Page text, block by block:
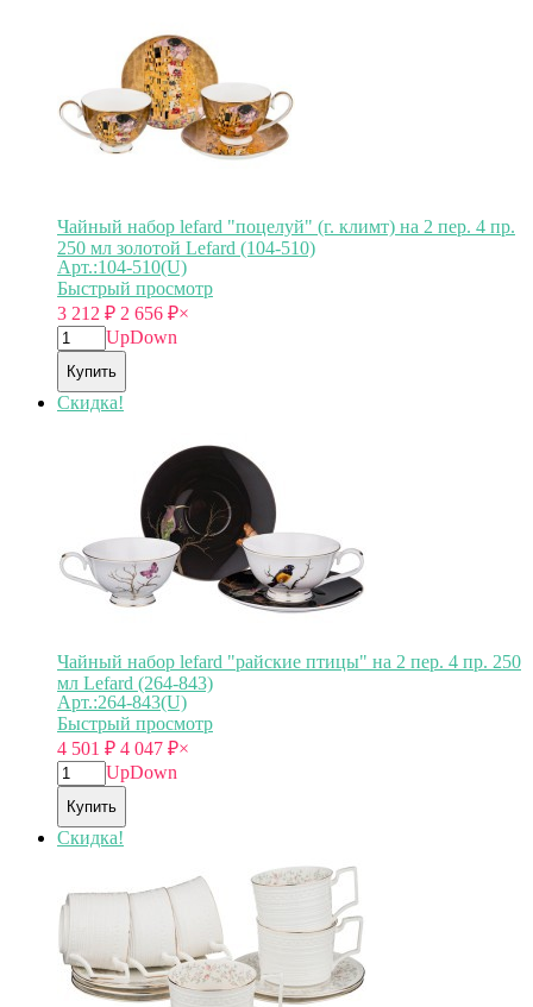
Чайный набор lefard "поцелуй" (г. климт) на 2 пер. 4 пр.
250 мл золотой Lefard (104-510)
Арт.:104-510(U)
Быстрый просмотр
3 212 ₽ 2 656 ₽×
UpDown
Купить
Скидка!
Чайный набор lefard "райские птицы" на 2 пер. 4 пр. 250
мл Lefard (264-843)
Арт.:264-843(U)
Быстрый просмотр
4 501 ₽ 4 047 ₽×
UpDown
Купить
Скидка!